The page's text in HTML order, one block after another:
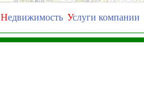
Недвижимость Услуги компании